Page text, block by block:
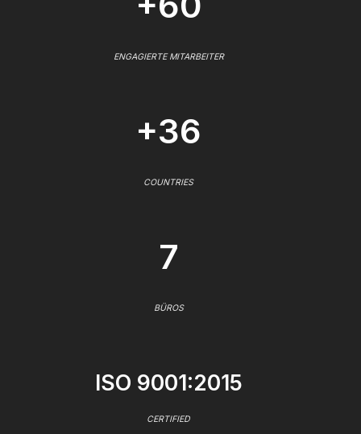
ENGAGIERTE MITARBEITER
+36
COUNTRIES
7
BÜROS
ISO 9001:2015
CERTIFIED